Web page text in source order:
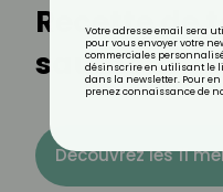
Recette de
saumon
Découvrez les 11
Votre adresse email sera
pour vous envoyer votre
commerciales
désinscrire en utilisant le
dans la newsletter. Pour
prenez connaissance de